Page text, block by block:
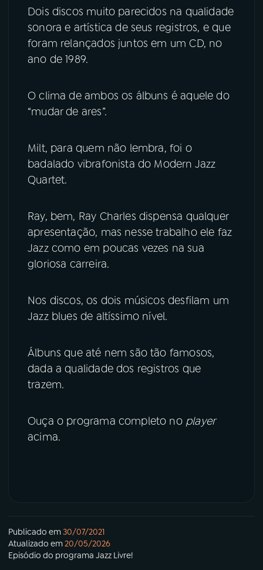
Dois discos muito parecidos na qualidade
sonora e artística de seus registros, e que
foram relançados juntos em um CD, no
ano de 1989.
O clima de ambos os álbuns é aquele do
“mudar de ares”.
Milt, para quem não lembra, foi o
badalado vibrafonista do Modern Jazz
Quartet.
Ray, bem, Ray Charles dispensa qualquer
apresentação, mas nesse trabalho ele faz
Jazz como em poucas vezes na sua
gloriosa carreira.
Nos discos, os dois músicos desfilam um
Jazz blues de altíssimo nível.
Álbuns que até nem são tão famosos,
dada a qualidade dos registros que
trazem.
Ouça o programa completo no player
acima.
Publicado em30/07/2021
Atualizado em20/05/2026
Episódio do programa Jazz Livre!